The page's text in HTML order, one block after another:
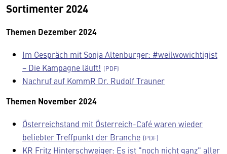
Sortimenter 2024
Themen Dezember 2024
Im Gespräch mit Sonja Altenburger: #weilwowichtigist
− Die Kampagne läuft!
Nachruf auf KommR Dr. Rudolf Trauner
Themen November 2024
Österreichstand mit Österreich-Café waren wieder
beliebter Treffpunkt der Branche
KR Fritz Hinterschweiger: Es ist "noch nicht ganz" aller